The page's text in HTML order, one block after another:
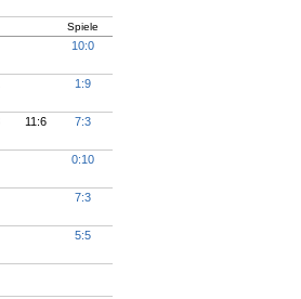
Spiele
10:0
1:9
11:6 7:3
0:10
7:3
5:5